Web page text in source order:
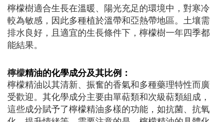
檸檬樹適合生長在溫暖、陽光充足的環境中，對寒冷
較為敏感，因此多種植於溫帶和亞熱帶地區。土壤需
排水良好，且適宜的生長條件下，檸檬樹一年四季都
能結果。
檸檬精油的化學成分及其比例：
檸檬精油以其清新、振奮的香氣和多種藥理特性而廣
受歡迎。其化學成分主要由單萜類和次級萜類組成，
這些成分賦予了檸檬精油多樣的功能，如抗菌、抗氧